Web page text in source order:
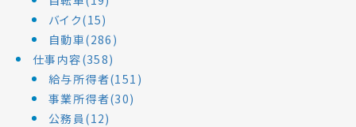
バイク(15)
自動車(286)
仕事内容(358)
給与所得者(151)
事業所得者(30)
公務員(12)